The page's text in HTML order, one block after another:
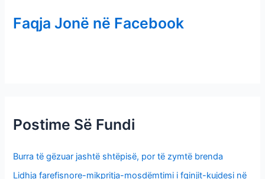
c
Faqja Jonë në Facebook
Postime Së Fundi
Burra të gëzuar jashtë shtëpisë, por të zymtë brenda
Lidhja farefisnore-mikpritja-mosdëmtimi i fqinjit-kujdesi në